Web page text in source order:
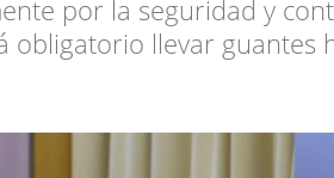
por la seguridad y
obligatorio llevar guantes